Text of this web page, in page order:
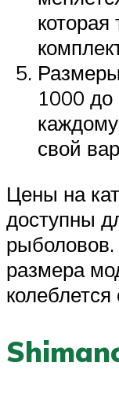
которая
1000 до
свой
Цены на
доступны
размера